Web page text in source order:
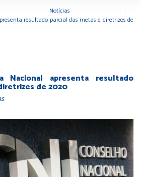
Notícias
resultado parcial das metas e diretrizes de
Nacional apresenta resultado
de 2020